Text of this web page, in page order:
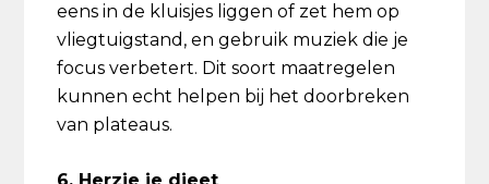
eens in de kluisjes liggen of zet hem op
vliegtuigstand, en gebruik muziek die je
focus verbetert. Dit soort maatregelen
kunnen echt helpen bij het doorbreken
van plateaus.